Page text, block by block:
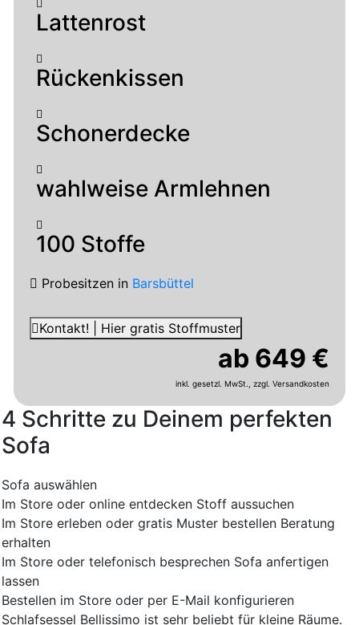
Lattenrost
Rückenkissen
Schonerdecke
wahlweise Armlehnen
100 Stoffe
Probesitzen in Barsbüttel
Kontakt! | Hier gratis Stoffmuster
ab 649 €
inkl. gesetzl. MwSt., zzgl. Versandkosten
4 Schritte zu Deinem perfekten
Sofa
Sofa auswählen
Im Store oder online entdecken Stoff aussuchen
Im Store erleben oder gratis Muster bestellen Beratung
erhalten
Im Store oder telefonisch besprechen Sofa anfertigen
lassen
Bestellen im Store oder per E-Mail konfigurieren
Schlafsessel Bellissimo ist sehr beliebt für kleine Räume.